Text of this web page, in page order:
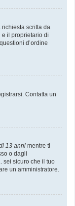
scritta da
e il proprietario di
d’ordine
Contatta un
13 anni mentre ti
o dagli
sei sicuro che il tuo
un amministratore.